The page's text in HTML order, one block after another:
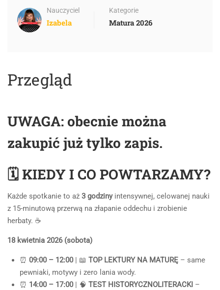
Nauczyciel
Izabela
Kategorie
Matura 2026
Przegląd
UWAGA: obecnie można
zakupić już tylko zapis.
🗓️ KIEDY I CO POWTARZAMY?
Każde spotkanie to aż 3 godzinyintensywnej, celowanej nauki
z 15-minutową przerwą na złapanie oddechu i zrobienie
herbaty. ☕
18 kwietnia 2026 (sobota)
⏰ 09:00 – 12:00| 📖 TOP LEKTURY NA MATURĘ – same
pewniaki, motywy i zero lania wody.
⏰ 14:00 – 17:00| 🧠 TEST HISTORYCZNOLITERACKI –